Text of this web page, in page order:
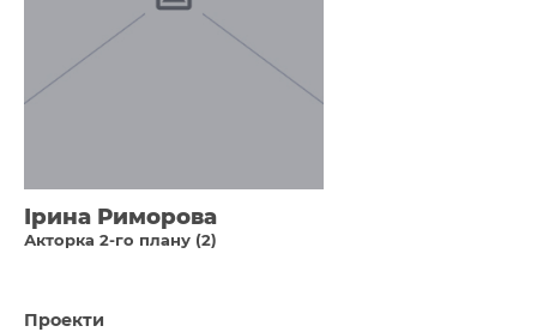
Ірина Риморова
Акторка 2-го плану (2)
Проекти